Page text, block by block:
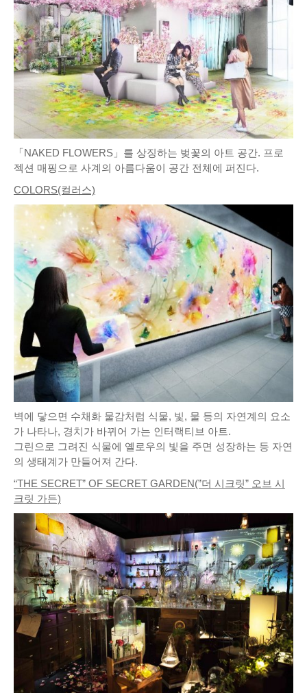
「NAKED FLOWERS」를 상징하는 벚꽃의 아트 공간. 프로
젝션 매핑으로 사계의 아름다움이 공간 전체에 퍼진다.
COLORS(컬러스)
벽에 닿으면 수채화 물감처럼 식물, 빛, 물 등의 자연계의 요소
가 나타나, 경치가 바뀌어 가는 인터랙티브 아트.
그린으로 그려진 식물에 옐로우의 빛을 주면 성장하는 등 자연
의 생태계가 만들어져 간다.
“THE SECRET” OF SECRET GARDEN(”더 시크릿” 오브 시
크릿 가든)